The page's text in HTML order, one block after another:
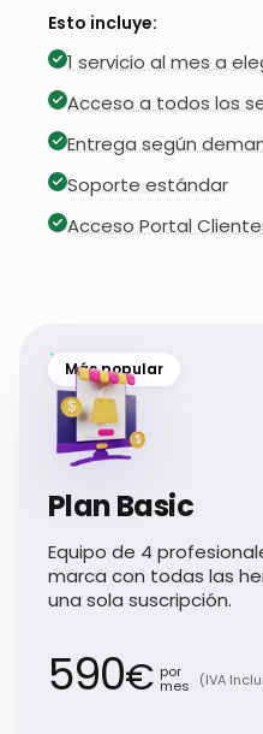
Esto incluye:
1 servicio al mes a
Acceso a todos los
Entrega según
Soporte estándar
Acceso Portal
Más popular
Plan Basic
Equipo de 4
marca con todas las
una sola suscripción.
590€ por
mes (IVA